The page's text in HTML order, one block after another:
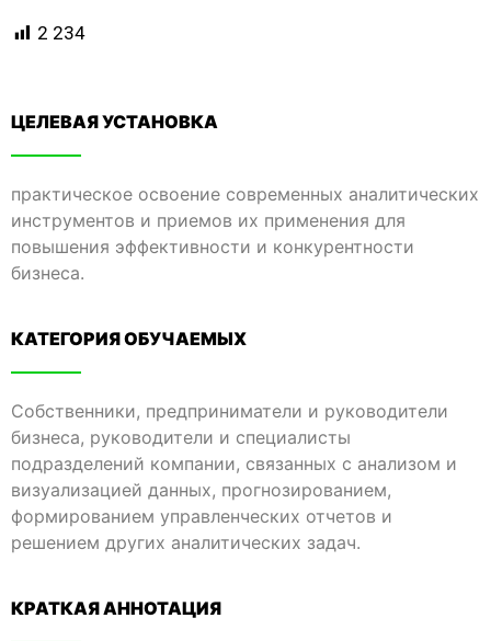
2 234
ЦЕЛЕВАЯ УСТАНОВКА
практическое освоение современных аналитических
инструментов и приемов их применения для
повышения эффективности и конкурентности
бизнеса.
КАТЕГОРИЯ ОБУЧАЕМЫХ​
Собственники, предприниматели и руководители
бизнеса, руководители и специалисты
подразделений компании, связанных с анализом и
визуализацией данных, прогнозированием,
формированием управленческих отчетов и
решением других аналитических задач.
КРАТКАЯ АННОТАЦИЯ​